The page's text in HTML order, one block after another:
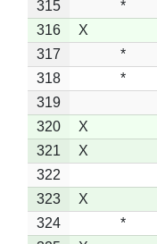
315
*
316
X
317
*
318
*
319
320
X
321
X
322
323
X
324
*